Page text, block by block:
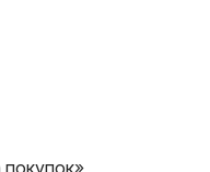
окна позволяет
соответствии с